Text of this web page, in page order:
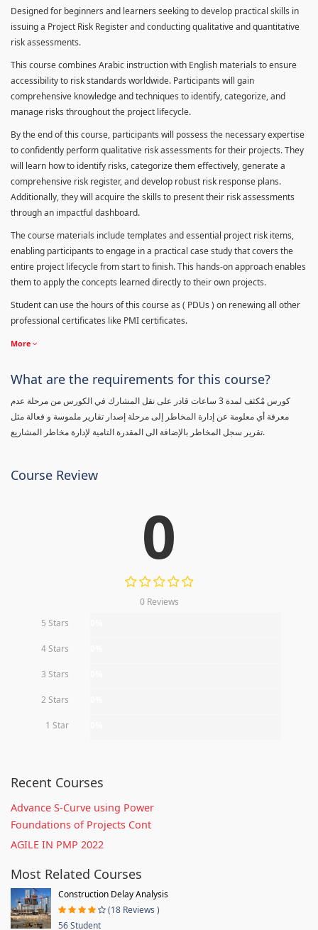
Designed for beginners and learners seeking to develop practical skills in
issuing a Project Risk Register and conducting qualitative and quantitative
risk assessments.
This course combines Arabic instruction with English materials to ensure
accessibility to risk standards worldwide. Participants will gain
comprehensive knowledge and techniques to identify, categorize, and
manage risks throughout the project lifecycle.
By the end of this course, participants will possess the necessary expertise
to confidently perform qualitative risk assessments for their projects. They
will learn how to identify risks, categorize them effectively, generate a
comprehensive risk register, and develop robust risk response plans.
Additionally, they will acquire the skills to present their risk assessments
through an impactful dashboard.
The course materials include templates and essential project risk items,
enabling participants to engage in a practical case study that covers the
entire project lifecycle from start to finish. This hands-on approach enables
them to apply the concepts learned directly to their own projects.
Student can use the hours of this course as ( PDUs ) on renewing all other
professional certificates like PMI certificates.
More
What are the requirements for this course?
كورس مٌكثف لمدة 3 ساعات قادر على نقل المشارك في الكورس من مرحلة عدم
معرفة أي معلومة عن إدارة المخاطر إلى مرحلة إصدار تقارير ملموسة و فعالة مثل
تقرير سجل المخاطر بالإضافة الى المقدرة التامية لإدارة مخاطر المشاريع.
Course Review
0
0 Reviews
5 Stars
4 Stars
3 Stars
2 Stars
1 Star
Recent Courses
Advance S-Curve using Power
Foundations of Projects Cont
AGILE IN PMP 2022
Most Related Courses
Construction Delay Analysis
(18 Reviews )
56 Student